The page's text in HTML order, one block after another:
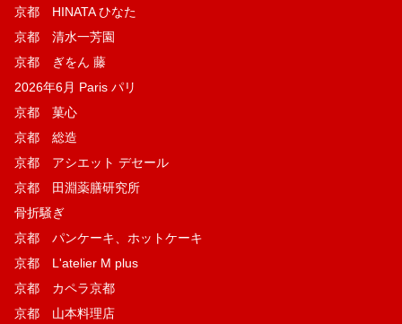
京都 HINATA ひなた
京都 清水一芳園
京都 ぎをん 藤
2026年6月 Paris パリ
京都 菓​心
京都 総造
京都 アシエット デセール
京都 田淵薬膳研究所
骨折騒ぎ
京都 パンケーキ、ホットケーキ
京都 L'atelier M plus
京都 カペラ京都
京都 山本料理店